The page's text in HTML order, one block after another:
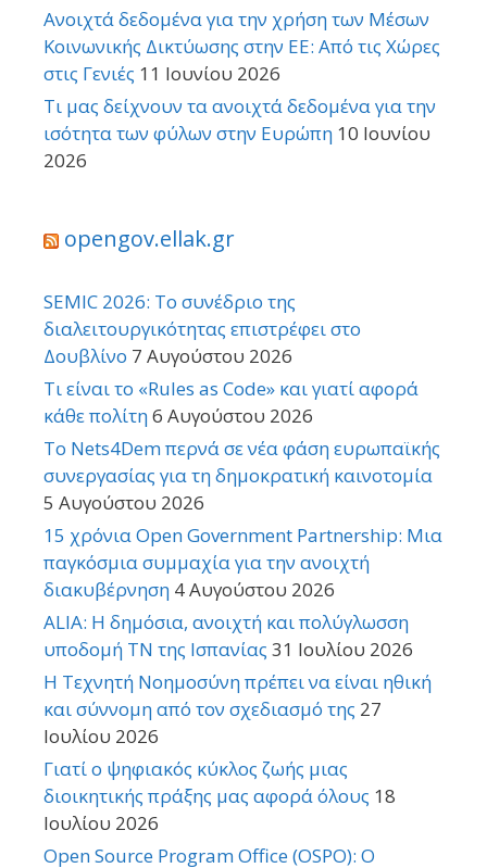
Ανοιχτά δεδομένα για την χρήση των Μέσων
Κοινωνικής Δικτύωσης στην ΕΕ: Από τις Χώρες
στις Γενιές 11 Ιουνίου 2026
Τι μας δείχνουν τα ανοιχτά δεδομένα για την
ισότητα των φύλων στην Ευρώπη 10 Ιουνίου
2026
opengov.ellak.gr
SEMIC 2026: Το συνέδριο της
διαλειτουργικότητας επιστρέφει στο
Δουβλίνο 7 Αυγούστου 2026
Τι είναι το «Rules as Code» και γιατί αφορά
κάθε πολίτη6 Αυγούστου 2026
Το Nets4Dem περνά σε νέα φάση ευρωπαϊκής
συνεργασίας για τη δημοκρατική καινοτομία
5 Αυγούστου 2026
15 χρόνια Open Government Partnership: Μια
παγκόσμια συμμαχία για την ανοιχτή
διακυβέρνηση 4 Αυγούστου 2026
ALIA: Η δημόσια, ανοιχτή και πολύγλωσση
υποδομή ΤΝ της Ισπανίας 31 Ιουλίου 2026
Η Τεχνητή Νοημοσύνη πρέπει να είναι ηθική
και σύννομη από τον σχεδιασμό της 27
Ιουλίου 2026
Γιατί ο ψηφιακός κύκλος ζωής μιας
διοικητικής πράξης μας αφορά όλους 18
Ιουλίου 2026
Open Source Program Office (OSPO): Ο